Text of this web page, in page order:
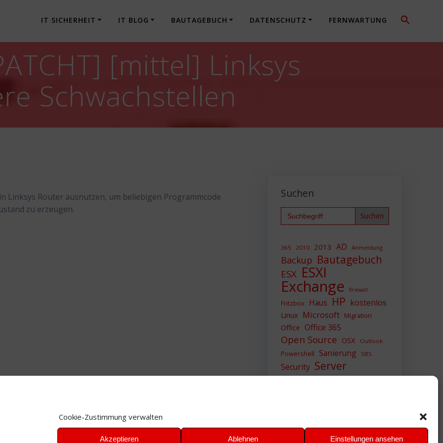
Cookie-Zustimmung verwalten
Akzeptieren Ablehnen Einstellungen ansehen
IT SICHERHEIT IT BLOG BAUTAGEBUCH DATENSCHUTZ FERNWARTUNG
[mittel] Linksys
Schwachstellen
Linksys Router ausnutzen, um beliebigen Programmcode
zu erzeugen.
Suchen
Search
for:
365 2010 2013 AD Anmeldung
Backup Bautagebuch
ESX ESXI
Exchange firewall
Fritzbox Haus HP kostenlos
Linux Microsoft Migration
Office Office 365
Open Source OSX Outlook
Powershell Sanierung SBS
Security Server
Sicherheit SIEM
VMWare VPN WAZUH